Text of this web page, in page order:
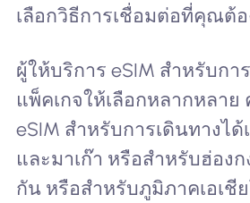
เลือกวิธีการเชื่อมต่อที่คุณต้อ
ผู้ให้บริการ eSIM สำหรับกา
แพ็คเกจให้เลือกหลากหลาย
eSIM สำหรับการเดินทางได้
และมาเก๊า หรือสำหรับฮ่อง
กัน หรือสำหรับภูมิภาคเอเชี